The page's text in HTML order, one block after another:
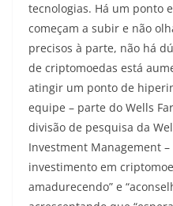
tecnologias. Há um ponto
começam a subir e não
precisos à parte, não há
de criptomoedas está
atingir um ponto de
equipe – parte do Wells
divisão de pesquisa da
Investment Management
investimento em
amadurecendo” e